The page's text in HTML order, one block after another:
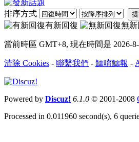
排序方式
有新回復 無新
當前時區 GMT+8, 現在時間是 2026-
清除 Cookies - 聯繫我們 - 鱷唷鱷報 -
Powered by Discuz! 6.1.0 © 2001-2008
Processed in 0.011960 second(s), 6